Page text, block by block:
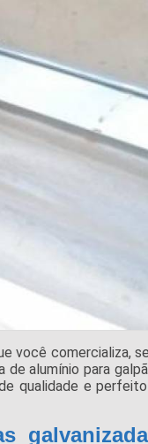
você comercializa,
alumínio para
qualidade e